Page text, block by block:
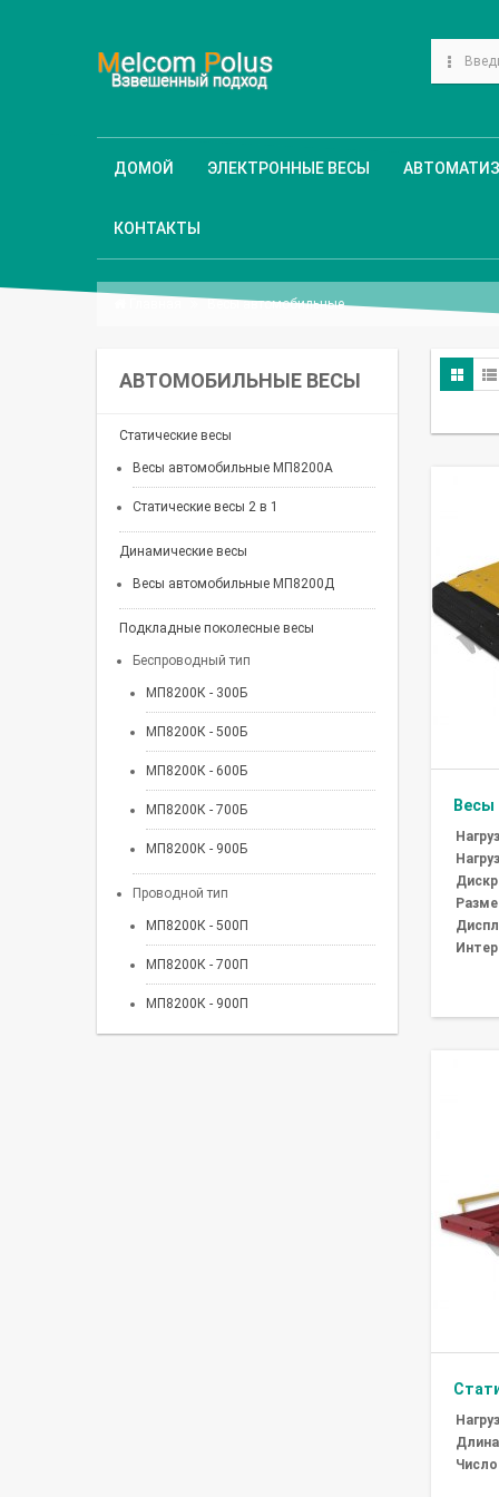
ДОМОЙ ЭЛЕКТРОННЫЕ ВЕСЫ
КОНТАКТЫ
Весы автомобильные
АВТОМОБИЛЬНЫЕ ВЕСЫ
Статические весы
Весы автомобильные МП8200А
Статические весы 2 в 1
Динамические весы
Весы автомобильные МП8200Д
Подкладные поколесные весы
Беспроводный тип
МП8200К - 300Б
МП8200К - 500Б
МП8200К - 600Б
МП8200К - 700Б
МП8200К - 900Б
Проводной тип
МП8200К - 500П
МП8200К - 700П
МП8200К - 900П
Весы